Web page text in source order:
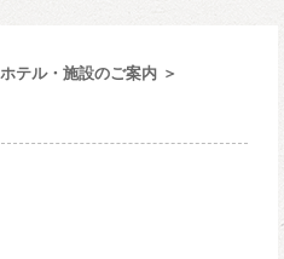
テル・施設のご案内 ＞